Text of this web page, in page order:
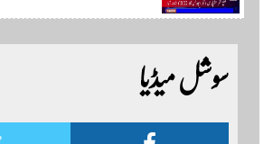
اور جشن بہاراں کی مناسبت سے
کے زیر اہتمام منعقدہ کیا جا رہا
مزید اپڈیٹس دیکھنے کے لئےسوشل میڈیا